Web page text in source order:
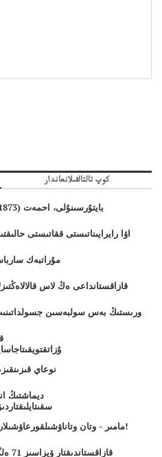
كوپ تالتالقىلانعاندار
بايتۇرسىنۇلى، احمەت (1873—احمەتجج.)(1873—1938جج)
اۋا رايرايىناتىستى ققاتىستى
مۇراتبەك
قازاقستانداعى ەڭ لاس
ورىستىڭ بەس سولبەسىن جسولداتىنىپ
نوعاي
ديماشتىڭ
7 مامىر - وتان وتاناۋشىلقورعاۋشىلارتى بولسىن!كۇنىقۇتتىبولسىن!
قازاقستاندىقتار ۆيزاسىز 71 ەلگەۆيزاسىزلادى71ەلگەباراالادى